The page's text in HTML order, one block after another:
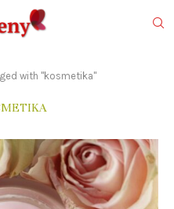
with "kosmetika"